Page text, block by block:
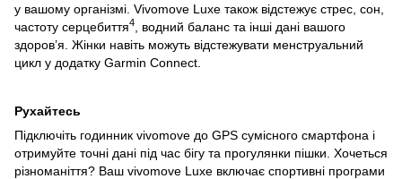
у вашому організмі. Vivomove Luxe також відстежує стрес, сон,
частоту серцебиття4
, водний баланс та інші дані вашого
здоров’я. Жінки навіть можуть відстежувати менструальний
цикл у додатку Garmin Connect.
Рухайтесь
Підключіть годинник vivomove до GPS сумісного смартфона і
отримуйте точні дані під час бігу та прогулянки пішки. Хочеться
різноманіття? Ваш vivomove Luxe включає спортивні програми